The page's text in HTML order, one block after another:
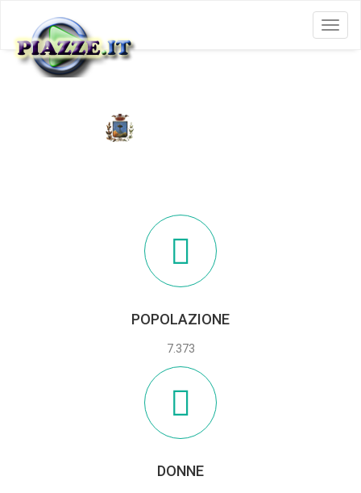
Menu
POPOLAZIONE
7.373
DONNE